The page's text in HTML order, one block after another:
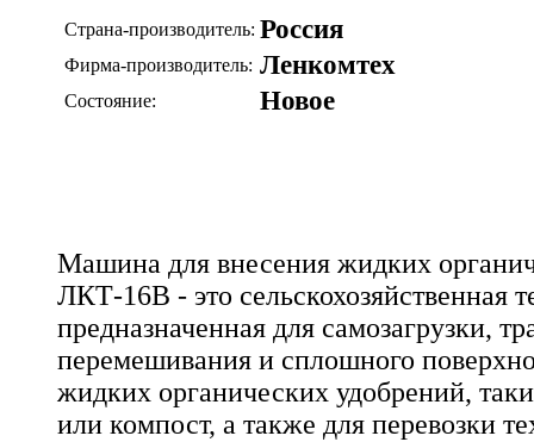
Страна-производитель: Россия
Фирма-производитель: Ленкомтех
Состояние: Новое
Машина для внесения жидких
ЛКТ-16В - это сельскохозяйственная
предназначенная для самозагрузки,
перемешивания и сплошного
жидких органических удобрений,
или компост, а также для перевозки